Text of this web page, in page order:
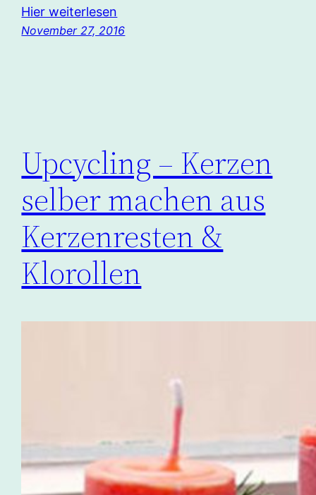
Hier weiterlesen
November 27, 2016
Upcycling – Kerzen
selber machen aus
Kerzenresten &
Klorollen